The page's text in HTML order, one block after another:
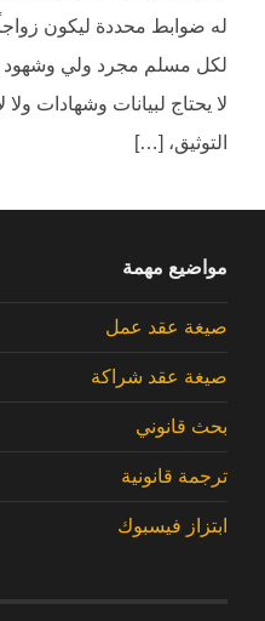
له ضوابط محددة ليكون زواجاً
لكل مسلم مجرد ولي وشهود
لا يحتاج لبيانات وشهادات
التوثيق، […]
مواضيع مهمة
صيغة عقد عمل
صيغة عقد شراكة
بحث قانوني
ترجمة قانونية
ابتزاز فيسبوك